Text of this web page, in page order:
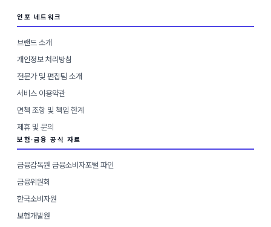
인포 네트워크
브랜드 소개
개인정보 처리방침
전문가 및 편집팀 소개
서비스 이용약관
면책 조항 및 책임 한계
제휴 및 문의
보험·금융 공식 자료
금융감독원 금융소비자포털 파인
금융위원회
한국소비자원
보험개발원